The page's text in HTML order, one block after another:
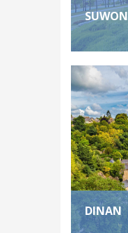
SUWON
DINAN